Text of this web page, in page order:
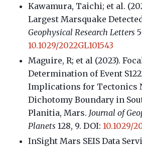
Kawamura, Taichi; et al.
Largest Marsquake
Geophysical Research Letters
10.1029/2022GL101543
Maguire, R; et al (2023).
Determination of Event
Implications for Tectonics
Dichotomy Boundary in
Planitia, Mars. Journal of
Planets 128, 9. DOI: 10.1029/
InSight Mars SEIS Data